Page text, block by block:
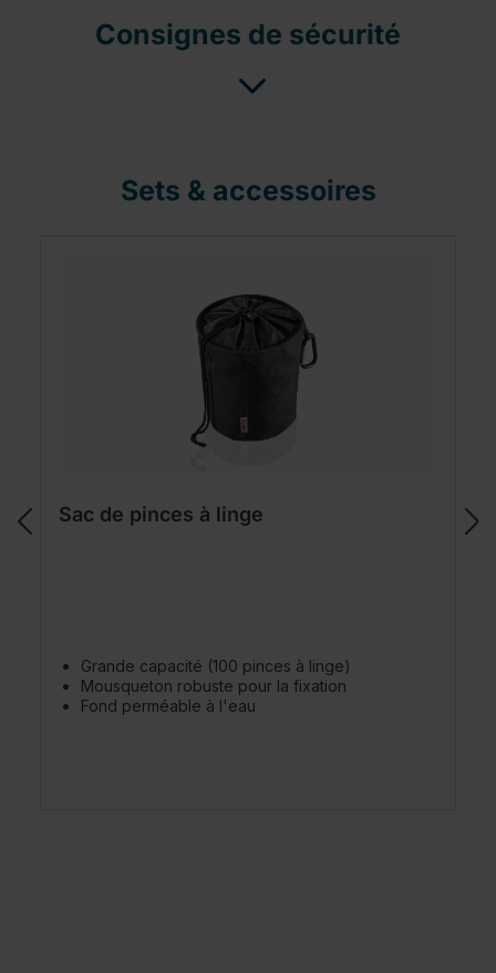
Consignes de sécurité
Sets & accessoires
Sac de pinces à linge
Grande capacité (100 pinces à linge)
Mousqueton robuste pour la fixation
Fond perméable à l'eau